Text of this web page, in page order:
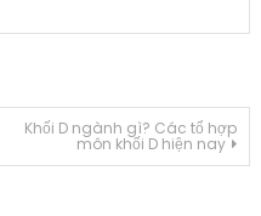
Khối D ngành gì? Các tổ hợp
môn khối D hiện nay